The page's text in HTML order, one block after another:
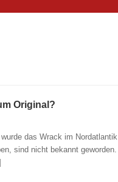
Original?
das Wrack im Nordatlantik
sind nicht bekannt geworden.